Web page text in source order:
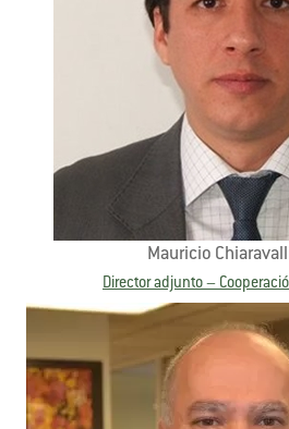
Mauricio
Director adjunto –